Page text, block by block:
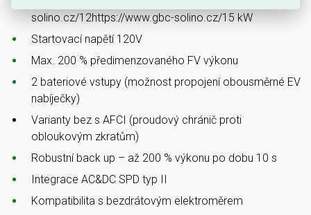
solino.cz/12https://www.gbc-solino.cz/15 kW
Startovací napětí 120V
Max. 200 % předimenzovaného FV výkonu
2 bateriové vstupy (možnost propojení obousměrné EV
nabíječky)
Varianty bez s AFCI (proudový chránič proti
obloukovým zkratům)
Robustní back up – až 200 % výkonu po dobu 10 s
Integrace AC&DC SPD typ II
Kompatibilita s bezdrátovým elektroměrem